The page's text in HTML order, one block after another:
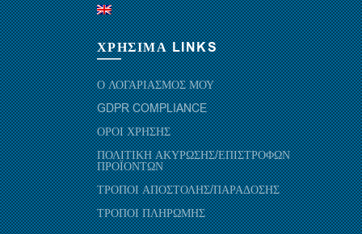
ΧΡΗΣΙΜΑ LINKS
Ο ΛΟΓΑΡΙΑΣΜΟΣ ΜΟΥ
GDPR COMPLIANCE
ΟΡΟΙ ΧΡΗΣΗΣ
ΠΟΛΙΤΙΚΗ ΑΚΥΡΩΣΗΣ/ΕΠΙΣΤΡΟΦΩΝ
ΠΡΟΪΟΝΤΩΝ
ΤΡΟΠΟΙ ΑΠΟΣΤΟΛΗΣ/ΠΑΡΑΔΟΣΗΣ
ΤΡΟΠΟΙ ΠΛΗΡΩΜΗΣ